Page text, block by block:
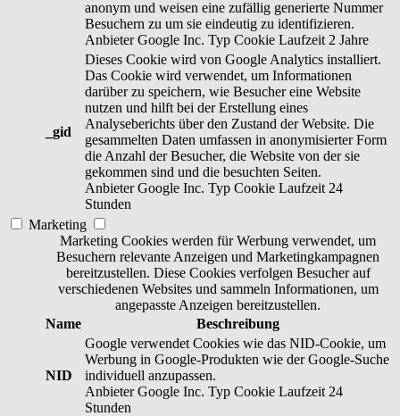
anonym und weisen eine zufällig generierte Nummer
Besuchern zu um sie eindeutig zu identifizieren.
Anbieter Google Inc. Typ Cookie Laufzeit 2 Jahre
_gid
Dieses Cookie wird von Google Analytics installiert.
Das Cookie wird verwendet, um Informationen
darüber zu speichern, wie Besucher eine Website
nutzen und hilft bei der Erstellung eines
Analyseberichts über den Zustand der Website. Die
gesammelten Daten umfassen in anonymisierter Form
die Anzahl der Besucher, die Website von der sie
gekommen sind und die besuchten Seiten.
Anbieter Google Inc. Typ Cookie Laufzeit 24
Stunden
Marketing
Marketing Cookies werden für Werbung verwendet, um
Besuchern relevante Anzeigen und Marketingkampagnen
bereitzustellen. Diese Cookies verfolgen Besucher auf
verschiedenen Websites und sammeln Informationen, um
angepasste Anzeigen bereitzustellen.
Name
Beschreibung
NID
Google verwendet Cookies wie das NID-Cookie, um
Werbung in Google-Produkten wie der Google-Suche
individuell anzupassen.
Anbieter Google Inc. Typ Cookie Laufzeit 24
Stunden